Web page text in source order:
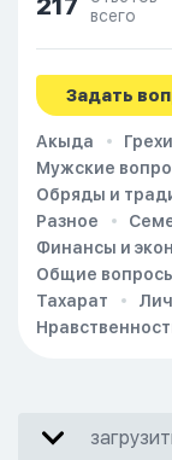
217
всего
Задать
Акыда
Мужские
Обряды и
Разное
Финансы и
Общие
Тахарат